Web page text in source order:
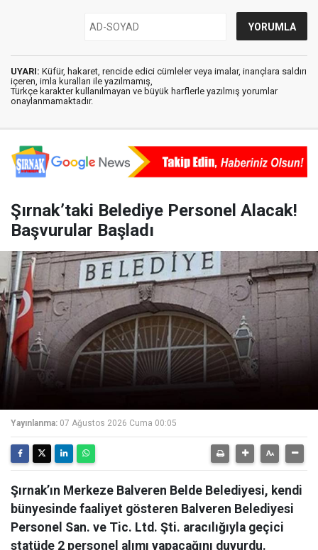
UYARI: Küfür, hakaret, rencide edici cümleler veya imalar, inançlara saldırı
içeren, imla kuralları ile yazılmamış,
Türkçe karakter kullanılmayan ve büyük harflerle yazılmış yorumlar
onaylanmamaktadır.
Şırnak’taki Belediye Personel Alacak!
Başvurular Başladı
Yayınlanma: 07 Ağustos 2026 Cuma 00:05
Şırnak’ın Merkeze Balveren Belde Belediyesi, kendi
bünyesinde faaliyet gösteren Balveren Belediyesi
Personel San. ve Tic. Ltd. Şti. aracılığıyla geçici
statüde 2 personel alımı yapacağını duyurdu.